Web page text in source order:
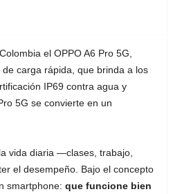
el OPPO A6 Pro 5G,
carga rápida, que brinda a los
IP69 contra agua y
5G se convierte en un
vida diaria —clases, trabajo,
el desempeño. Bajo el concepto
smartphone: que funcione bien